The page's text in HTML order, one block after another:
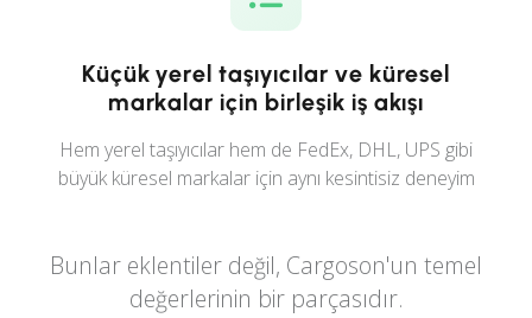
Küçük yerel taşıyıcılar ve küresel
markalar için birleşik iş akışı
Hem yerel taşıyıcılar hem de FedEx, DHL, UPS gibi
büyük küresel markalar için aynı kesintisiz deneyim
Bunlar eklentiler değil, Cargoson'un temel
değerlerinin bir parçasıdır.